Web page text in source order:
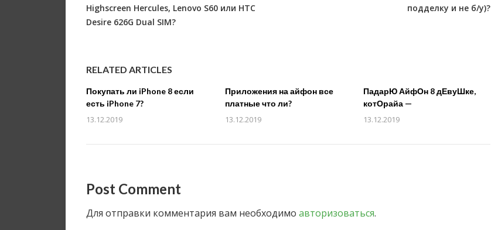
Highscreen Hercules, Lenovo S60 или HTC
Desire 626G Dual SIM?
подделку и не б/у)?
RELATED ARTICLES
Покупать ли iPhone 8 если
есть iPhone 7?
13.12.2019
Приложения на айфон все
платные что ли?
13.12.2019
ПадарЮ АйфОн 8 дЕвуШке,
котОрайа —
13.12.2019
Post Comment
Для отправки комментария вам необходимо авторизоваться.